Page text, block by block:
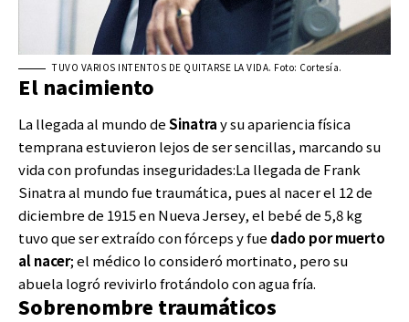
TUVO VARIOS INTENTOS DE QUITARSE LA VIDA. Foto: Cortesía.
El nacimiento
La llegada al mundo deSinatray su apariencia física
temprana estuvieron lejos de ser sencillas, marcando su
vida con profundas inseguridades:La llegada de Frank
Sinatra al mundo fue traumática, pues al nacer el 12 de
diciembre de 1915 en Nueva Jersey, el bebé de 5,8 kg
tuvo que ser extraído con fórceps y fue dado por muerto
al nacer; el médico lo consideró mortinato, pero su
abuela logró revivirlo frotándolo con agua fría.
Sobrenombre traumáticos